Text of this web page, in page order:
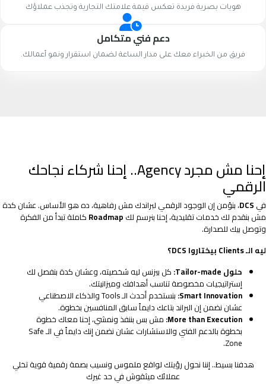
هويات بصرية فريدة تعكس قيمة علامتك التجارية وتجذب عملاؤك
دعم فني متكامل
فريق من الخبراء معك على مدار الساعة لضمان استقرار ونمو أعمالك.
إحنا مش مجرد Agency.. إحنا شركاء نجاحك
الرقمي
في DCS، بنؤمن إن الوجود الرقمي لبراندك مش رفاهية، ده هو الأساس. عشان كدة
مش بنقدم لك خدمات تقليدية، إحنا بنرسم لك Roadmap كاملة تبدأ من الفكرة
وتوصل بيك للصدارة.
ليه الـ Clients بيختاروا DCS؟
حلول Tailor-made:
كل بيزنس ليه شخصيته، وعشان كدة بنفصل لك
إستراتيجيات مخصوصة تناسب أهدافك وميزانيتك.
Smart Innovation:
بنستخدم أحدث الـ Tools والذكاء الاصطناعي
عشان نضمن إن البراند بتاعك دايماً سابق المنافسين بخطوة.
More than Execution: مش بس بننفذ ونمشي، إحنا معاك خطوة
بخطوة بالدعم الفني والاستشارات عشان نضمن إنك دايماً في الـ Safe
Zone.
هدفنا بسيط.. إننا نحول رؤيتك لواقع ملموس ونسيب بصمة رقمية قوية تخلي
عملائك ميثقوش في حد غيرك